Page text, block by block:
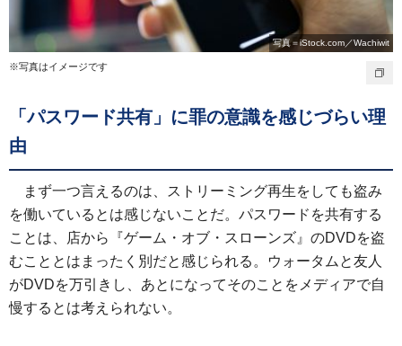
写真＝iStock.com／Wachiwit
※写真はイメージです
「パスワード共有」に罪の意識を感じづらい理
由
まず一つ言えるのは、ストリーミング再生をしても盗み
を働いているとは感じないことだ。パスワードを共有する
ことは、店から『ゲーム・オブ・スローンズ』のDVDを盗
むこととはまったく別だと感じられる。ウォータムと友人
がDVDを万引きし、あとになってそのことをメディアで自
慢するとは考えられない。